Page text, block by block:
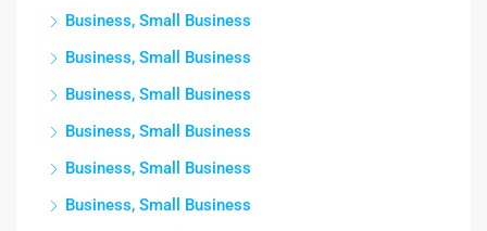
Business, Small Business
Business, Small Business
Business, Small Business
Business, Small Business
Business, Small Business
Business, Small Business